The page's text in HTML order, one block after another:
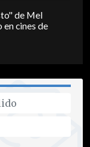
de Mel
cines de